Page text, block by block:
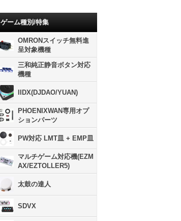
ゲーム種別/特集
OMRONスイッチ無料進
呈対象機種
三和純正静音ボタン対応
機種
IIDX(DJDAO/YUAN)
PHOENIXWAN専用オプ
ションパーツ
PW対応 LMT皿 + EMP皿
マルチゲーム対応機(EZM
AX/EZTOLLER5)
太鼓の達人
SDVX